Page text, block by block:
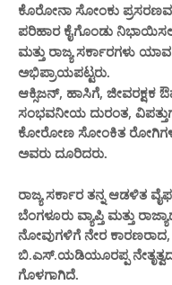
ಕೊರೋನಾ ಸೋಂಕು
ಪರಿಹಾರ ಕೈಗೊಂಡು
ಮತ್ತು ರಾಜ್ಯ ಸರ್ಕಾರಗಳು ಯಾವ
ಅಭಿಪ್ರಾಯಪಟ್ಟರು.
ಆಕ್ಸಿಜನ್, ಹಾಸಿಗೆ, ಜೀವರಕ್ಷಕ
ಸಂಭವನೀಯ ದುರಂತ,
ಕೋರೋಣ ಸೋಂಕಿತ ರೋಗಿಗಳ
ಅವರು ದೂರಿದರು.
ರಾಜ್ಯ ಸರ್ಕಾರ ತನ್ನಆಡಳಿತ
ಬೆಂಗಳೂರು ವ್ಯಾಪ್ತಿ ಮತ್ತು
ನೋವುಗಳಿಗೆ ನೇರ ಕಾರಣರಾದ,
ಬಿ.ಎಸ್.ಯಡಿಯೂರಪ್ಪ
ಗೊಳಗಾಗಿದೆ.